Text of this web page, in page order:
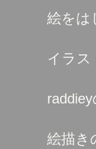
絵をは
イラス
絵描き